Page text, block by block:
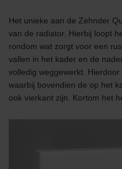
Zehnder Group Nederland
Zehnder Group Sales
Zehnder Group Schweiz
Zehnder Polska Sp. z o.o.:
danych Zehnder
Zehnder Group UK
Het unieke aan de Zehnder
van de radiator. Hierbij loopt
rondom wat zorgt voor een
vallen in het kader en de
volledig weggewerkt.
waarbij bovendien de op het
ook vierkant zijn. Kortom het